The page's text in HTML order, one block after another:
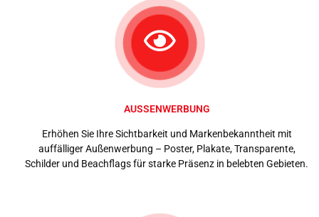
AUSSENWERBUNG
Erhöhen Sie Ihre Sichtbarkeit und Markenbekanntheit mit
auffälliger Außenwerbung – Poster, Plakate, Transparente,
Schilder und Beachflags für starke Präsenz in belebten Gebieten.